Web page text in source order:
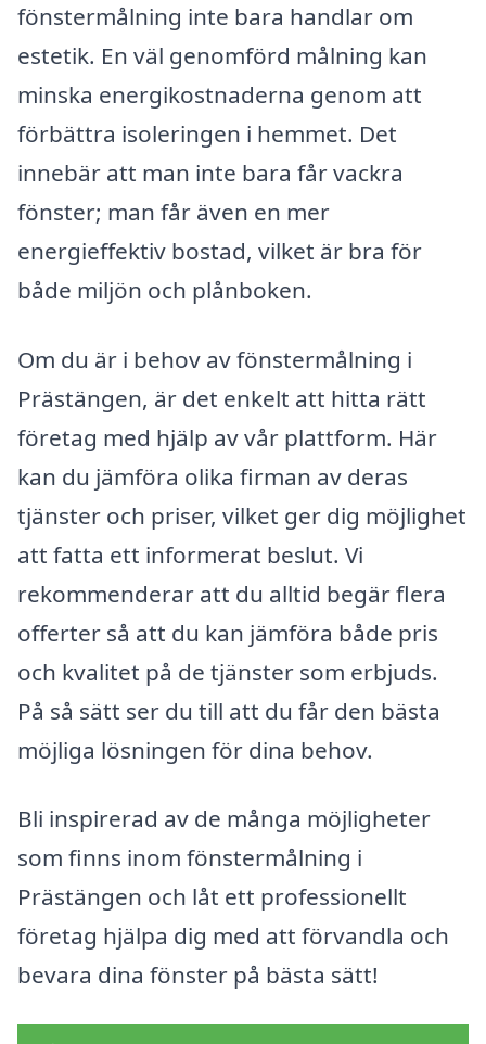
fönstermålning inte bara handlar om
estetik. En väl genomförd målning kan
minska energikostnaderna genom att
förbättra isoleringen i hemmet. Det
innebär att man inte bara får vackra
fönster; man får även en mer
energieffektiv bostad, vilket är bra för
både miljön och plånboken.
Om du är i behov av fönstermålning i
Prästängen, är det enkelt att hitta rätt
företag med hjälp av vår plattform. Här
kan du jämföra olika firman av deras
tjänster och priser, vilket ger dig möjlighet
att fatta ett informerat beslut. Vi
rekommenderar att du alltid begär flera
offerter så att du kan jämföra både pris
och kvalitet på de tjänster som erbjuds.
På så sätt ser du till att du får den bästa
möjliga lösningen för dina behov.
Bli inspirerad av de många möjligheter
som finns inom fönstermålning i
Prästängen och låt ett professionellt
företag hjälpa dig med att förvandla och
bevara dina fönster på bästa sätt!